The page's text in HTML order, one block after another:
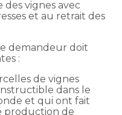
vignes avec
et au retrait des
demandeur doit
:
de vignes
dans le
et qui ont fait
production de